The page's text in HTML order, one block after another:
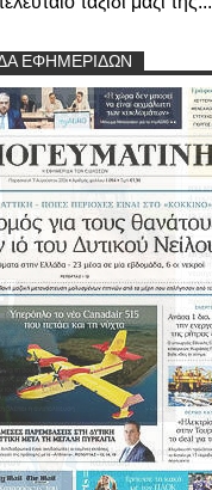
ΕΦΗΜΕΡΙΔΩΝ